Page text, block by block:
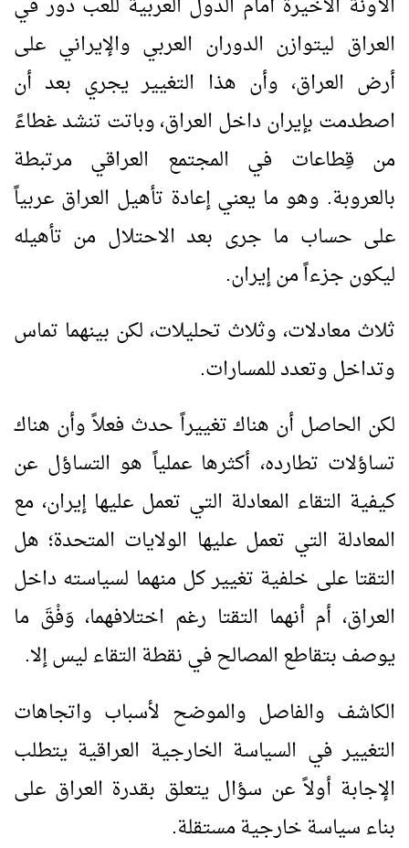
العراق ليتوازن الدوران العربي والإيراني على
أرض العراق، وأن هذا التغيير يجري بعد أن
اصطدمت بإيران داخل العراق، وباتت تنشد غطاءً
من قِطاعات في المجتمع العراقي مرتبطة
بالعروبة. وهو ما يعني إعادة تأهيل العراق عربياً
على حساب ما جرى بعد الاحتلال من تأهيله
ليكون جزءاً من إيران.
ثلاث معادلات، وثلاث تحليلات، لكن بينهما تماس
وتداخل وتعدد للمسارات.
لكن الحاصل أن هناك تغييراً حدث فعلاً وأن هناك
تساؤلات تطارده، أكثرها عملياً هو التساؤل عن
كيفية التقاء المعادلة التي تعمل عليها إيران، مع
المعادلة التي تعمل عليها الولايات المتحدة؛ هل
التقتا على خلفية تغيير كل منهما لسياسته داخل
العراق، أم أنهما التقتا رغم اختلافهما، وَفْقَ ما
يوصف بتقاطع المصالح في نقطة التقاء ليس إلا.
الكاشف والفاصل والموضح لأسباب واتجاهات
التغيير في السياسة الخارجية العراقية يتطلب
الإجابة أولاً عن سؤال يتعلق بقدرة العراق على
بناء سياسة خارجية مستقلة.